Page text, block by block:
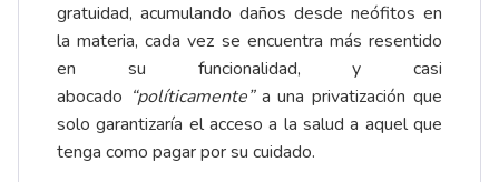
gratuidad, acumulando daños desde neófitos en
la materia, cada vez se encuentra más resentido
en su funcionalidad, y casi
abocado “políticamente”a una privatización que
solo garantizaría el acceso a la salud a aquel que
tenga como pagar por su cuidado.